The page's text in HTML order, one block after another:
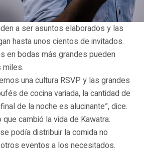
a ser asuntos elaborados y las
hasta unos cientos de invitados.
en bodas más grandes pueden
miles.
una cultura RSVP y las grandes
de cocina variada, la cantidad de
de la noche es alucinante”, dice.
cambió la vida de Kawatra.
podía distribuir la comida no
eventos a los necesitados.